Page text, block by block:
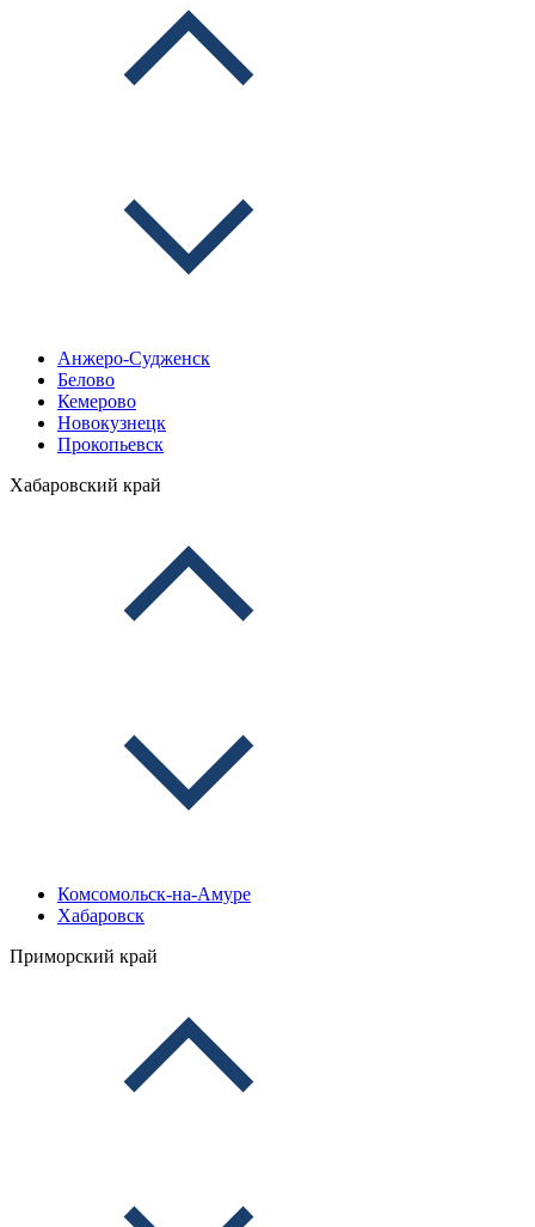
Анжеро-Судженск
Белово
Кемерово
Новокузнецк
Прокопьевск
Хабаровский край
Комсомольск-на-Амуре
Хабаровск
Приморский край